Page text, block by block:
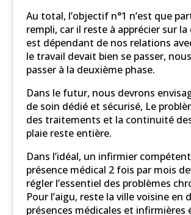
Au total, l’objectif n°1 n’est que
rempli, car il reste à apprécier sur
est dépendant de nos relations
le travail devait bien se passer,
passer à la deuxième phase.
Dans le futur, nous devrons
de soin dédié et sécurisé, Le
des traitements et la continuité
plaie reste entière.
Dans l’idéal, un infirmier
présence médical 2 fois par mois
régler l’essentiel des problèmes
Pour l’aigu, reste la ville voisine en
présences médicales et infirmières